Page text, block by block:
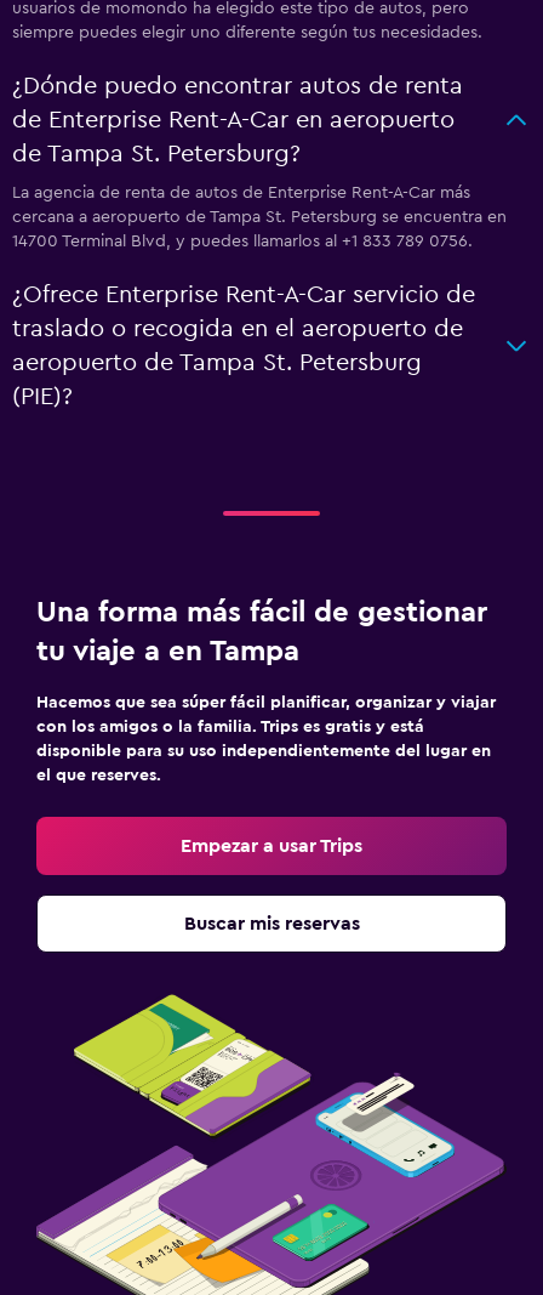
usuarios de momondo ha elegido este tipo de autos, pero
siempre puedes elegir uno diferente según tus necesidades.
¿Dónde puedo encontrar autos de renta
de Enterprise Rent-A-Car en aeropuerto
de Tampa St. Petersburg?
La agencia de renta de autos de Enterprise Rent-A-Car más
cercana a aeropuerto de Tampa St. Petersburg se encuentra en
14700 Terminal Blvd, y puedes llamarlos al +1 833 789 0756.
¿Ofrece Enterprise Rent-A-Car servicio de
traslado o recogida en el aeropuerto de
aeropuerto de Tampa St. Petersburg
(PIE)?
Una forma más fácil de gestionar
tu viaje a en Tampa
Hacemos que sea súper fácil planificar, organizar y viajar
con los amigos o la familia. Trips es gratis y está
disponible para su uso independientemente del lugar en
el que reserves.
Empezar a usar Trips
Buscar mis reservas